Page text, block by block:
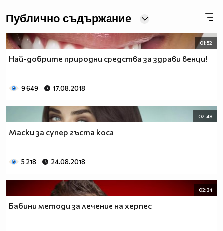
Публично съдържание
01:52
Най-добрите природни средства за здрави венци!
9 649 17.08.2018
02:48
Маски за супер гъста коса
5 218 24.08.2018
02:34
Бабини методи за лечение на херпес